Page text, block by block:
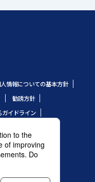
情報についての基本方針
勧誘方針
ガイドライン